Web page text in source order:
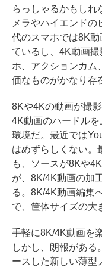
らっしゃるかもしれ
メラやハイエンド
代のスマホでは8K
ているし、4K動画
ホ、アクションカム
価なものがかなり存
8Kや4Kの動画が撮
4K動画のハードル
環境だ。最近では
はめずらしくない。
も、ソースが8Kや
が、8K/4K動画の加
る。8K/4K動画編集
で、筐体サイズの大
手軽に8K/4K動画を
しかし、朗報がある
ースした新しい薄型